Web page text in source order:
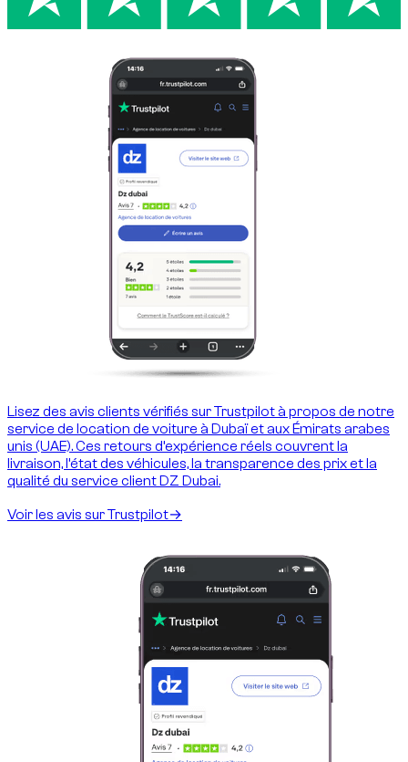
Lisez des avis clients vérifiés sur Trustpilot à propos de notre
service de location de voiture à Dubaï et aux Émirats arabes
unis (UAE). Ces retours d’expérience réels couvrent la
livraison, l’état des véhicules, la transparence des prix et la
qualité du service client DZ Dubai.
Voir les avis sur Trustpilot→